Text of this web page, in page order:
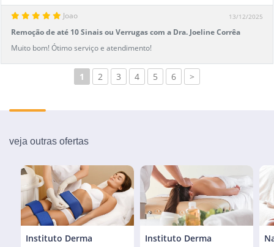
Joao 13/12/2025
Remoção de até 10 Sinais ou Verrugas com a Dra. Joeline Corrêa
Muito bom! Ótimo serviço e atendimento!
1 2 3 4 5 6 >
veja outras ofertas
Instituto Derma Instituto Derma